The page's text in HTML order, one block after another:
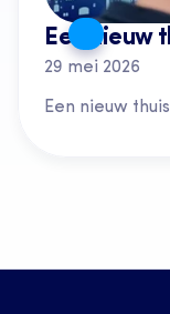
Een nieuw
29 mei 2026
Een nieuw